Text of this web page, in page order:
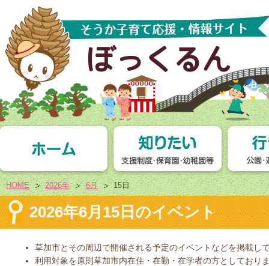
HOME 2026年 6月 15日
2026年6月15日のイベント
草加市とその周辺で開催される予定のイベントなどを掲載し
利用対象を原則草加市内在住・在勤・在学者の方としており